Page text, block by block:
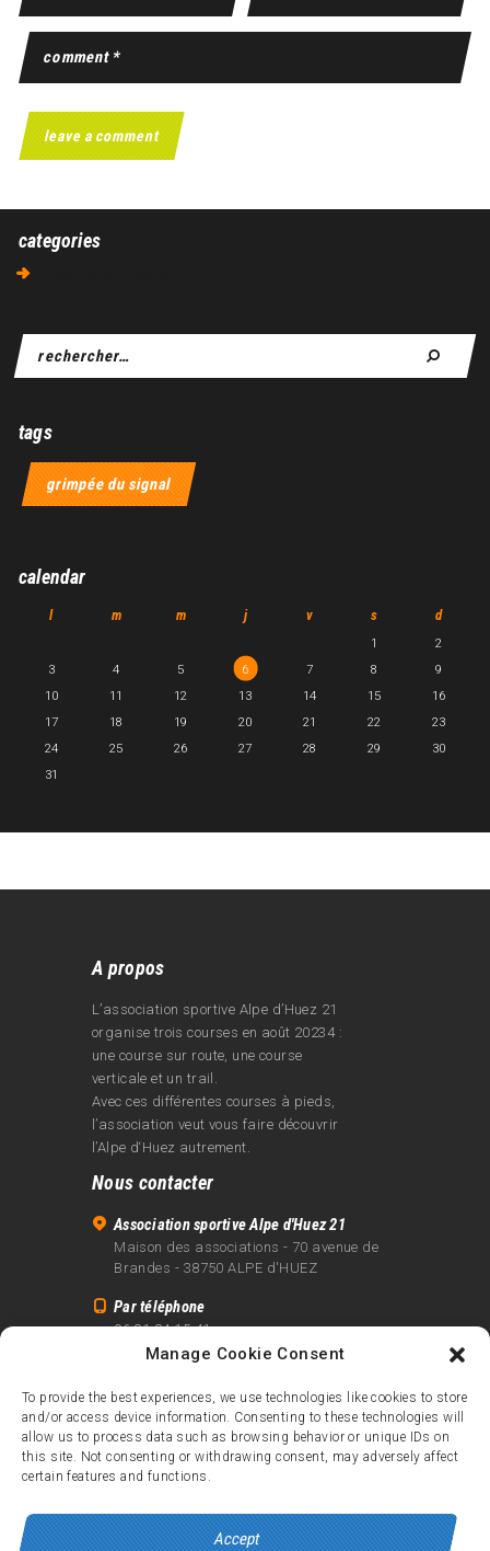
Manage Cookie Consent
To provide the best experiences, we use technologies like cookies to store
and/or access device information. Consenting to these technologies will
allow us to process data such as browsing behavior or unique IDs on
this site. Not consenting or withdrawing consent, may adversely affect
certain features and functions.
Accept
categories
tags
grimpée du signal
calendar
l m m j v s d
1
2
3
4 5 6 7 8
9
10
11 12 13 14 15
16
17
18 19 20 21 22
23
24
25 26 27 28 29
30
31
A propos
L’association sportive Alpe d’Huez 21
organise trois courses en août 20234 :
une course sur route, une course
verticale et un trail.
Avec ces différentes courses à pieds,
l’association veut vous faire découvrir
l’Alpe d‘Huez autrement.
Nous contacter
Association sportive Alpe d'Huez 21
Maison des associations - 70 avenue de
Brandes - 38750 ALPE d'HUEZ
Par téléphone
06 81 24 15 41
info@alpe21.fr
Mentions légales
Contact
crédits